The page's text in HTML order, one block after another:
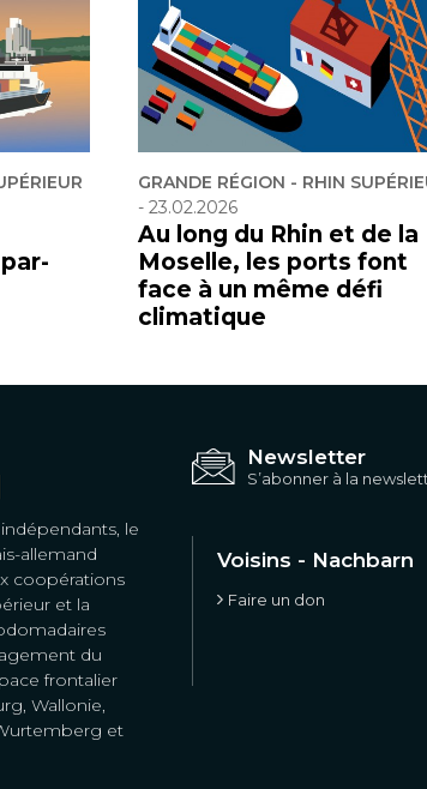
GRANDE RÉGION - RHIN
- 23.02.2026
Au long du Rhin et de la
Moselle, les ports font
face à un même défi
climatique
le
allemand
coopérations
et la
du
frontalier
Wallonie,
et
Newsletter
S’abonner à la
Voisins - Nachbarn
Faire un don